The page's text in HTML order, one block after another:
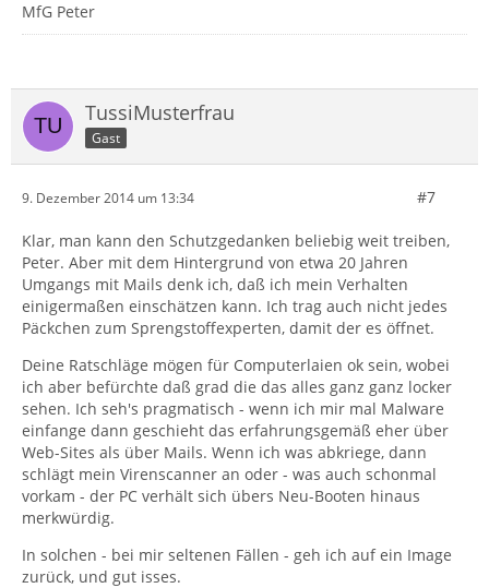
MfG Peter
TussiMusterfrau
Gast
9. Dezember 2014 um 13:34 #7
Klar, man kann den Schutzgedanken beliebig weit treiben,
Peter. Aber mit dem Hintergrund von etwa 20 Jahren
Umgangs mit Mails denk ich, daß ich mein Verhalten
einigermaßen einschätzen kann. Ich trag auch nicht jedes
Päckchen zum Sprengstoffexperten, damit der es öffnet.
Deine Ratschläge mögen für Computerlaien ok sein, wobei
ich aber befürchte daß grad die das alles ganz ganz locker
sehen. Ich seh's pragmatisch - wenn ich mir mal Malware
einfange dann geschieht das erfahrungsgemäß eher über
Web-Sites als über Mails. Wenn ich was abkriege, dann
schlägt mein Virenscanner an oder - was auch schonmal
vorkam - der PC verhält sich übers Neu-Booten hinaus
merkwürdig.
In solchen - bei mir seltenen Fällen - geh ich auf ein Image
zurück, und gut isses.